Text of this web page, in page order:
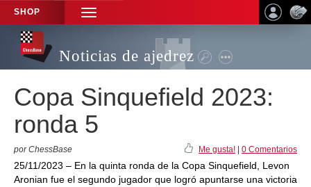
SHOP
TOGGLE
NAVIGATION
Noticias de ajedrez
Copa Sinquefield 2023:
ronda 5
por ChessBase Me gusta! 0 Comentarios
25/11/2023 – En la quinta ronda de la Copa Sinquefield, Levon
Aronian fue el segundo jugador que logró apuntarse una victoria